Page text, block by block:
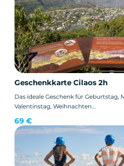
Geschenkkarte Cilaos 2h
Das ideale Geschenk für Geburtstag,
Valentinstag, Weihnachten...
69 €